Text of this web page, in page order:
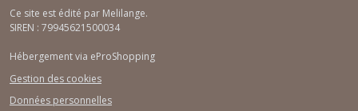
Ce site est édité par Melilange.
SIREN : 79945621500034
Hébergement via eProShopping
Gestion des cookies
Données personnelles